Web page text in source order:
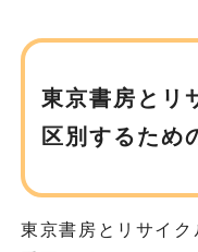
東京書房とリ
区別するため
東京書房とリサイ